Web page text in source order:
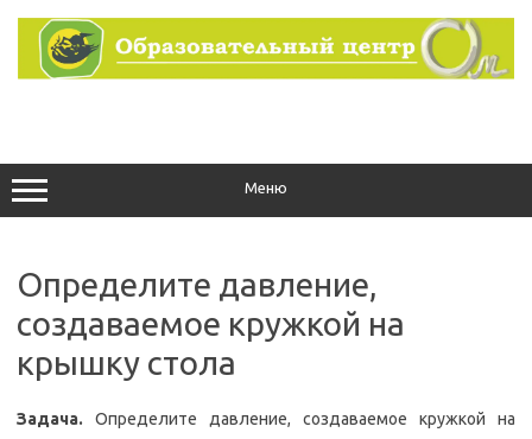
содержимому
Меню
Определите давление,
создаваемое кружкой на
крышку стола
Задача. Определите давление, создаваемое кружкой на